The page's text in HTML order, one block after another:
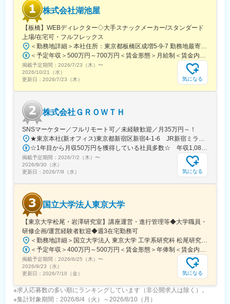
■組織体制について：
従業員35名規模の組織です。制作部門として連携しながら案件を
進めていきます。幅広い業務に関わる機会があり、経験に応じて
担当領域を広げていくことが可能です。
■当社の特徴：
東北放送・河北新報グループ企業として長年の制作実績を持ち、
地域に根ざした番組制作を強みとしています。働き方としても、
残業は月10時間程度と制作会社の中では落ち着いた環境で、長期
変更の範囲：会社の定める業務
株式会社湖池屋
【板橋】WEBディレクター◇大手スナックメーカー/スタンダード
上場/在宅可・フルフレックス
掲載予定期間： 2026/7/23（木） 〜
2026/10/21（水）
更新日： 2026/7/23（木） 気になる
株式会社ＧＲＯＷＴＨ
SNSマーケター／フルリモート可／未経験歓迎／月35万円～！
掲載予定期間： 2026/7/2（木） 〜
2026/9/30（水）
更新日： 2026/7/8（水） 気になる
国立大学法人東京大学
【東京大学松尾・岩澤研究室】講座運営・進行管理等◆大学職員・
研修企画/運営経験者歓迎◆週3在宅勤務可
掲載予定期間： 2026/6/25（木） 〜
2026/9/23（水）
更新日： 2026/7/10（金） 気になる
※求人応募数の多い順にランキングしています（非公開求人は除く）。
※集計対象期間：2026/8/4（火）～2026/8/10（月）